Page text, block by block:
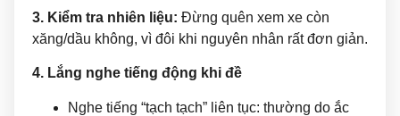
3. Kiểm tra nhiên liệu: Đừng quên xem xe còn
xăng/dầu không, vì đôi khi nguyên nhân rất đơn giản.
4. Lắng nghe tiếng động khi đề
Nghe tiếng “tạch tạch” liên tục: thường do ắc